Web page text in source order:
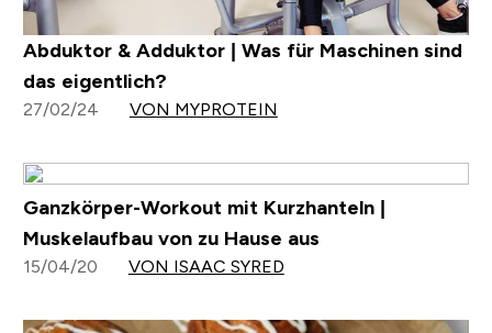
Abduktor & Adduktor | Was für Maschinen sind
das eigentlich?
27/02/24 VON MYPROTEIN
Ganzkörper-Workout mit Kurzhanteln |
Muskelaufbau von zu Hause aus
15/04/20 VON ISAAC SYRED